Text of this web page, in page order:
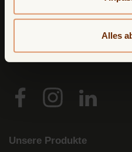
Alles
Postfach11 02 28
Deutschland
Unsere Produkte